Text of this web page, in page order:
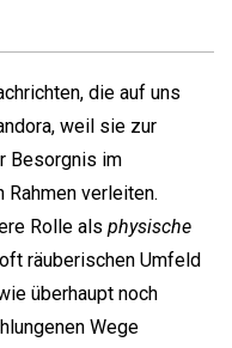
die auf uns
weil sie zur
Besorgnis im
verleiten.
Rolle als physische
räuberischen Umfeld
überhaupt noch
Wege